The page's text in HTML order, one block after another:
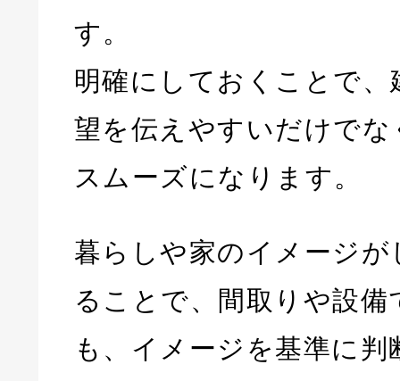
す。
明確にしておくことで、
望を伝えやすいだけで
スムーズになります。
暮らしや家のイメージ
ることで、間取りや設備
も、イメージを基準に判